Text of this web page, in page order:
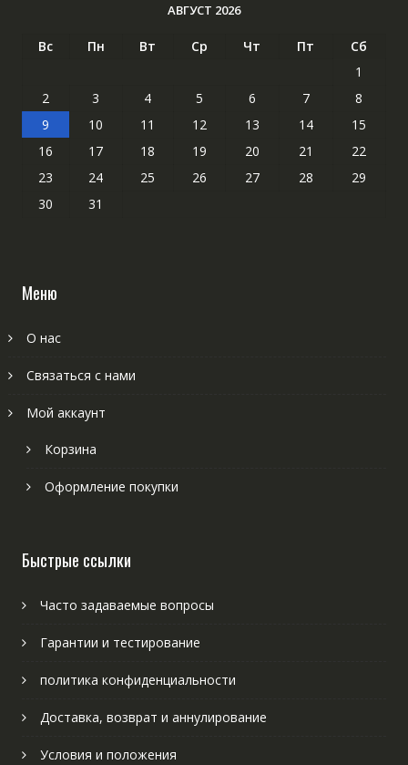
АВГУСТ 2026
Вс Пн Вт Ср Чт Пт
Сб
1
2
3 4 5 6 7
8
9
10 11 12 13 14
15
16
17 18 19 20 21
22
23
24 25 26 27 28
29
30
31
Меню
О нас
Связаться с нами
Мой аккаунт
Корзина
Оформление покупки
Быстрые ссылки
Часто задаваемые вопросы
Гарантии и тестирование
политика конфиденциальности
Доставка, возврат и аннулирование
Условия и положения